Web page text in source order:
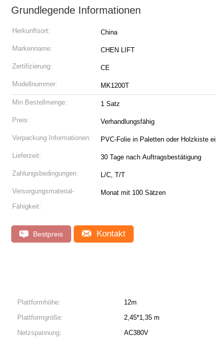
Grundlegende Informationen
Herkunftsort: China
Markenname: CHEN LIFT
Zertifizierung: CE
Modellnummer: MK1200T
Min Bestellmenge: 1 Satz
Preis: Verhandlungsfähig
Verpackung Informationen: PVC-Folie in Paletten oder Holzkiste
Lieferzeit: 30 Tage nach Auftragsbestätigung
Zahlungsbedingungen: L/C, T/T
Versorgungsmaterial-
Fähigkeit:
Monat mit 100 Sätzen
Bestpreis Kontakt
Plattformhöhe:
12m
Plattformgröße:
2,45*1,35 m
Netzspannung:
AC380V